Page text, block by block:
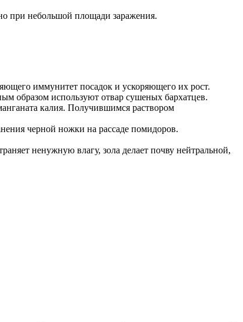
при небольшой площади заражения.
иммунитет посадок и ускоряющего их рост.
образом используют отвар сушеных бархатцев.
калия. Получившимся раствором
черной ножки на рассаде помидоров.
ненужную влагу, зола делает почву нейтральной,